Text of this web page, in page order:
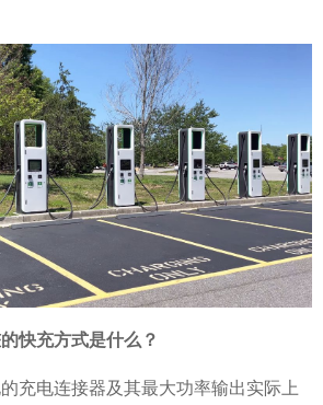
快充方式是什么？
充电连接器及其最大功率输出实际上